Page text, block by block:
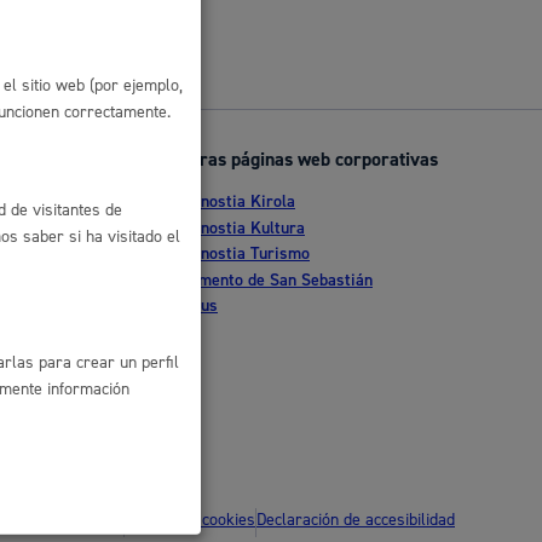
Otras páginas web corporativas
Donostia Kirola
Donostia Kultura
Donostia Turismo
Fomento de San Sebastián
Dbus
Política de cookiesDeclaración de accesibilidad
sitio web (por ejemplo,
correctamente.
de visitantes de
saber si ha visitado el
para crear un perfil
información